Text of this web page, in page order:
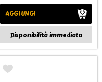
AGGIUNGI
Disponibilità immediata